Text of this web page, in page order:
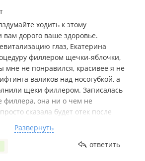
ходить к этому
вам дорого ваше здоровье.
глаз, Екатерина
филлером щечки-яблочки,
мне не понравился, красивее я не
валиков над носогубкой, а
щеки филлером. Записалась
филлера, она ни о чем не
сказала будет отек после
на мои звонки не
с фото лица и что температура
Развернуть
ответить